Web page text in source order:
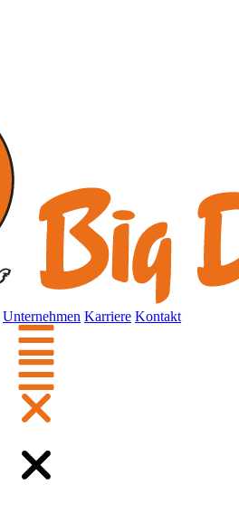
Unternehmen Karriere Kontakt